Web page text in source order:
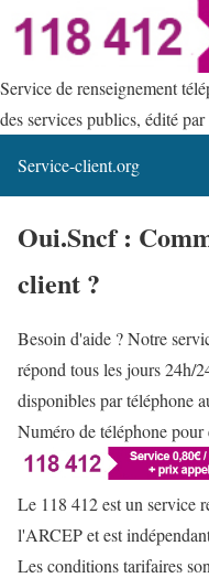
Service de renseignement
des services publics, édité
Service-client.org
Oui.Sncf :
client ?
Besoin d'aide ? Notre
répond tous les jours 24h/
disponibles par téléphone
Numéro de téléphone
Le 118 412 est un service
l'ARCEP et est
Les conditions tarifaires